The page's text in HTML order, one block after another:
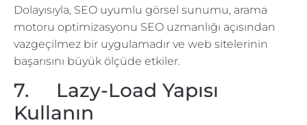
Dolayısıyla, SEO uyumlu görsel sunumu, arama
motoru optimizasyonu SEO uzmanlığı açısından
vazgeçilmez bir uygulamadır ve web sitelerinin
başarısını büyük ölçüde etkiler.
7. Lazy-Load Yapısı
Kullanın